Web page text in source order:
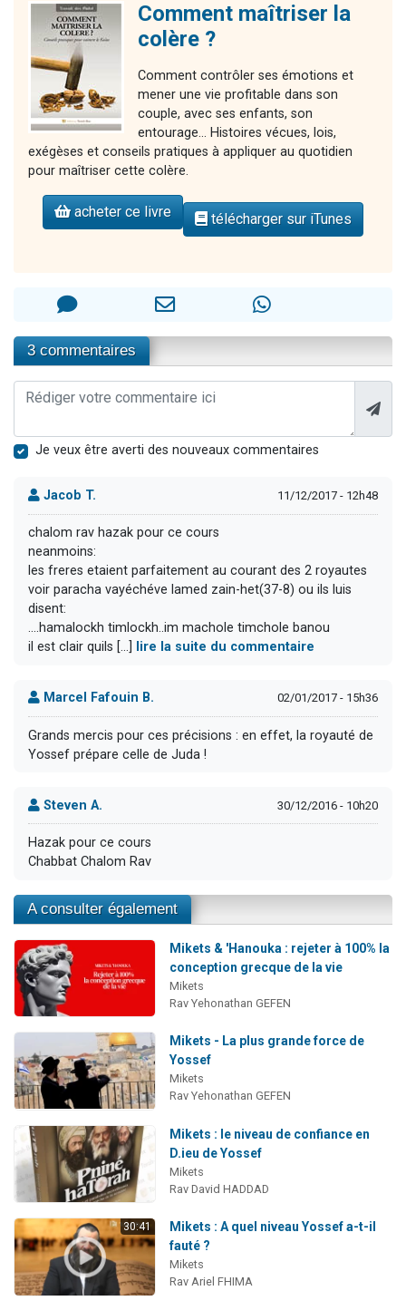
Comment maîtriser la
colère ?
Comment contrôler ses émotions et
mener une vie profitable dans son
couple, avec ses enfants, son
entourage... Histoires vécues, lois,
exégèses et conseils pratiques à appliquer au quotidien
pour maîtriser cette colère.
acheter ce livre télécharger sur iTunes
3 commentaires
Je veux être averti des nouveaux commentaires
Jacob T. 11/12/2017 - 12h48
chalom rav hazak pour ce cours
neanmoins:
les freres etaient parfaitement au courant des 2 royautes
voir paracha vayéchéve lamed zain-het(37-8) ou ils luis
disent:
....hamalockh timlockh..im machole timchole banou
il est clair quils [...]
lire la suite du commentaire
Marcel Fafouin B. 02/01/2017 - 15h36
Grands mercis pour ces précisions : en effet, la royauté de
Yossef prépare celle de Juda !
Steven A. 30/12/2016 - 10h20
Hazak pour ce cours
Chabbat Chalom Rav
A consulter également
Mikets & 'Hanouka : rejeter à 100% la
conception grecque de la vie
Mikets
Rav Yehonathan GEFEN
Mikets - La plus grande force de
Yossef
Mikets
Rav Yehonathan GEFEN
Mikets : le niveau de confiance en
D.ieu de Yossef
Mikets
Rav David HADDAD
30:41
Mikets : A quel niveau Yossef a-t-il
fauté ?
Mikets
Rav Ariel FHIMA